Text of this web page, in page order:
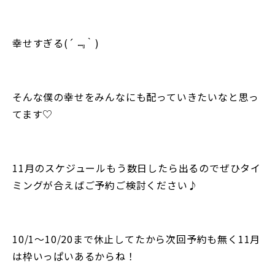
幸せすぎる(´﹃｀)
そんな僕の幸せをみんなにも配っていきたいなと思っ
てます♡
11月のスケジュールもう数日したら出るのでぜひタイ
ミングが合えばご予約ご検討ください♪
10/1〜10/20まで休止してたから次回予約も無く11月
は枠いっぱいあるからね！